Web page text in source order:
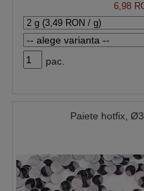
6,98
pac.
Paiete hotfix,